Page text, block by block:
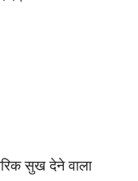
सुख देने वाला